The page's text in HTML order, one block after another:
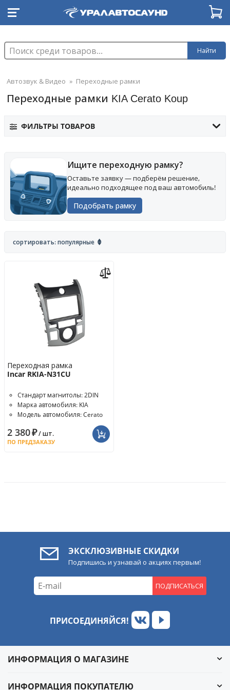
Найти
Автозвук & Видео » Переходные рамки
Переходные рамки KIA Cerato Koup
ФИЛЬТРЫ ТОВАРОВ
Ищите переходную рамку?
Оставьте заявку — подберём решение,
идеально подходящее под ваш автомобиль!
Подобрать рамку
сортировать: популярные
Переходная рамка
Incar RKIA-N31CU
Стандарт магнитолы: 2DIN
Марка автомобиля: KIA
Модель автомобиля: Cerato
2 380₽/ шт.
ПО ПРЕДЗАКАЗУ
ЭКСКЛЮЗИВНЫЕ СКИДКИ
Подпишись и узнавай о акциях первым!
ПОДПИСАТЬСЯ
ПРИСОЕДИНЯЙСЯ!
ИНФОРМАЦИЯ О МАГАЗИНЕ
ИНФОРМАЦИЯ ПОКУПАТЕЛЮ